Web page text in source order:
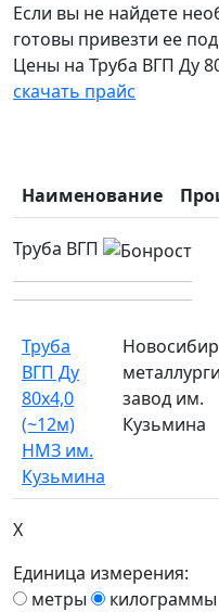
Если вы не найдете
готовы привезти ее под
Цены на Труба ВГП Ду
скачать прайс
Наименование
Труба ВГП
Труба
ВГП Ду
80х4,0
(~12м)
НМЗ им.
Кузьмина
завод им.
Кузьмина
X
Единица измерения:
метры
килограммы